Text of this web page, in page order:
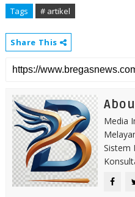
Tags # artikel
Share This
Media
Sistem